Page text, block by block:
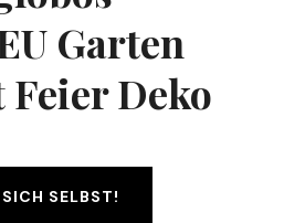
Garten
Feier Deko
SELBST!